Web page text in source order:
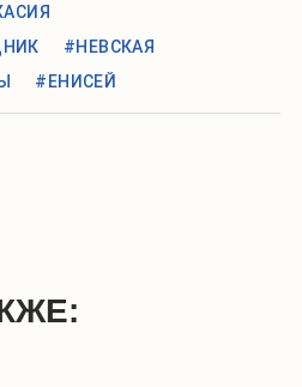
#НЕВСКАЯ
#ЕНИСЕЙ